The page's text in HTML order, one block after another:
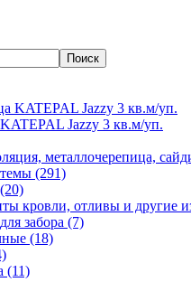
Jazzy 3 кв.м/уп.
металлочерепица,
(291)
кровли, отливы и другие
забора (7)
(18)
(11)